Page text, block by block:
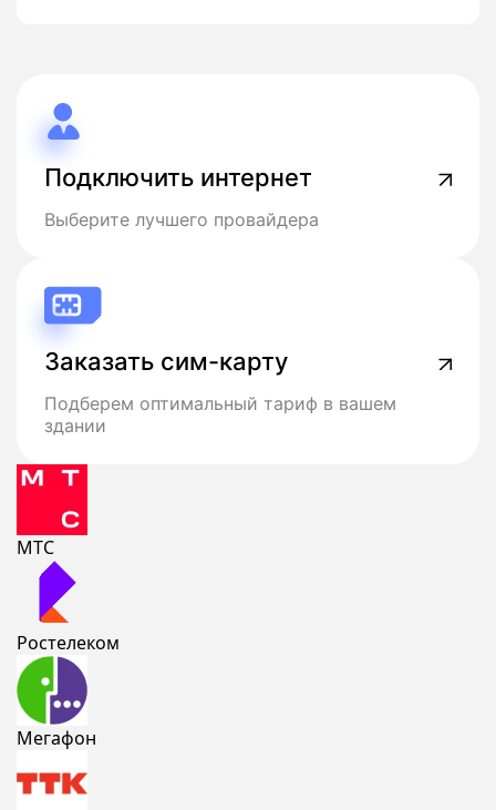
Подключить интернет
Выберите лучшего провайдера
Заказать сим-карту
Подберем оптимальный тариф в вашем
здании
МТС
Ростелеком
Мегафон